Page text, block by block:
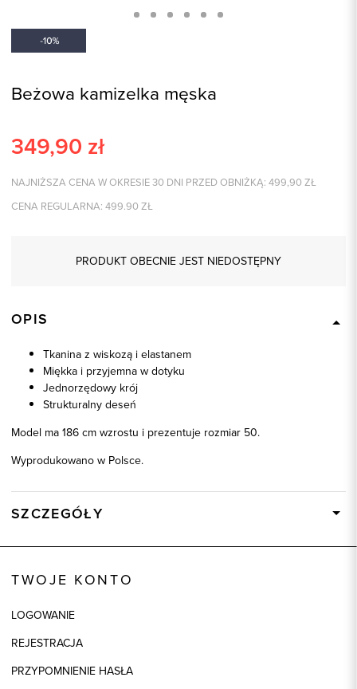
Beżowa kamizelka męska
349,90 zł
NAJNIŻSZA CENA W OKRESIE 30 DNI PRZED OBNIŻKĄ: 499,90 ZŁ
CENA REGULARNA: 499.90 ZŁ
PRODUKT OBECNIE JEST NIEDOSTĘPNY
OPIS
Tkanina z wiskozą i elastanem
Miękka i przyjemna w dotyku
Jednorzędowy krój
Strukturalny deseń
Model ma 186 cm wzrostu i prezentuje rozmiar 50.
Wyprodukowano w Polsce.
SZCZEGÓŁY
Składy podszewek
Kolor
TWOJE KONTO
LOGOWANIE
REJESTRACJA
PRZYPOMNIENIE HASŁA